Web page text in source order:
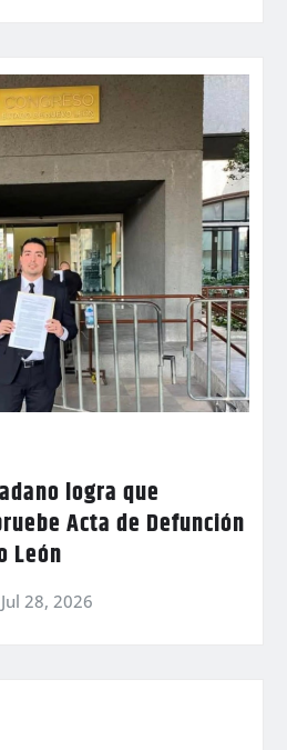
logra que
Acta de Defunción
León
Jul 28, 2026